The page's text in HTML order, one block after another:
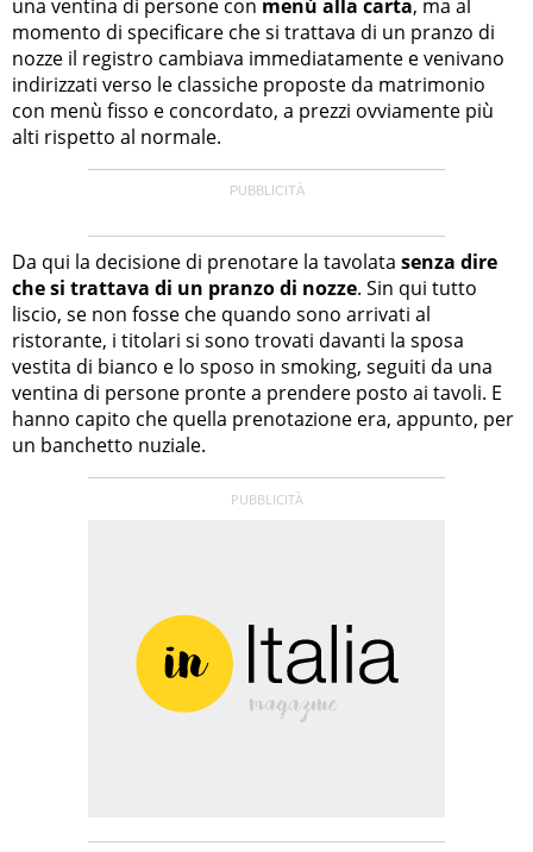
una ventina di persone con menù alla carta, ma al
momento di specificare che si trattava di un pranzo di
nozze il registro cambiava immediatamente e venivano
indirizzati verso le classiche proposte da matrimonio
con menù fisso e concordato, a prezzi ovviamente più
alti rispetto al normale.
Da qui la decisione di prenotare la tavolata senza dire
che si trattava di un pranzo di nozze. Sin qui tutto
liscio, se non fosse che quando sono arrivati al
ristorante, i titolari si sono trovati davanti la sposa
vestita di bianco e lo sposo in smoking, seguiti da una
ventina di persone pronte a prendere posto ai tavoli. E
hanno capito che quella prenotazione era, appunto, per
un banchetto nuziale.